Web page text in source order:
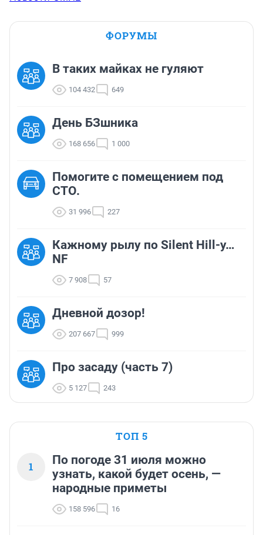
ФОРУМЫ
В таких майках не гуляют
104 432 649
День БЗшника
168 656 1 000
Помогите с помещением под
СТО.
31 996 227
Кажному рылу по Silent Hill-у…
NF
7 908 57
Дневной дозор!
207 667 999
Про засаду (часть 7)
5 127 243
ТОП 5
1
По погоде 31 июля можно
узнать, какой будет осень, —
народные приметы
158 596 16